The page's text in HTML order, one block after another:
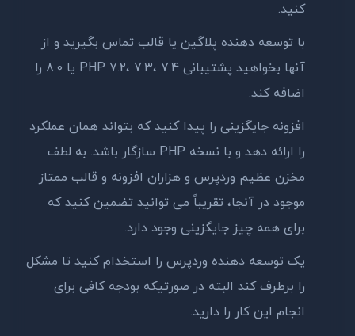
کنید.
با توسعه ‌دهنده پلاگین یا قالب تماس بگیرید و از
آنها بخواهید پشتیبانی PHP 7.2، 7.3، 7.4 یا 8.0 را
اضافه کند.
افزونه جایگزینی را پیدا کنید که بتواند همان عملکرد
را ارائه دهد و با نسخه PHP سازگار باشد. به لطف
مخزن عظیم وردپرس و هزاران افزونه و قالب ممتاز
موجود در آنجا، تقریباً می توانید تضمین کنید که
برای همه چیز جایگزینی وجود دارد.
یک توسعه دهنده وردپرس را استخدام کنید تا مشکل
را برطرف کند البته در صورتیکه بودجه کافی برای
انجام این کار را دارید.